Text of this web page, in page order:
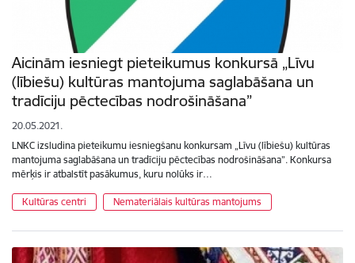
Aicinām iesniegt pieteikumus konkursā „Līvu
(lībiešu) kultūras mantojuma saglabāšana un
tradīciju pēctecības nodrošināšana”
20.05.2021.
LNKC izsludina pieteikumu iesniegšanu konkursam „Līvu (lībiešu) kultūras
mantojuma saglabāšana un tradīciju pēctecības nodrošināšana”. Konkursa
mērķis ir atbalstīt pasākumus, kuru nolūks ir…
Kultūras centri Nemateriālais kultūras mantojums